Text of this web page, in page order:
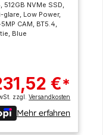
512GB NVMe SSD,
glare, Low Power,
CAM, BT5.4,
Blue
€*
zzgl.Versandkosten
Mehr erfahren